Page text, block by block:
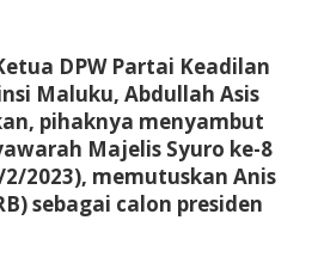
DPW Partai Keadilan
Maluku, Abdullah Asis
pihaknya menyambut
Majelis Syuro ke-8
2023), memutuskan Anis
sebagai calon presiden